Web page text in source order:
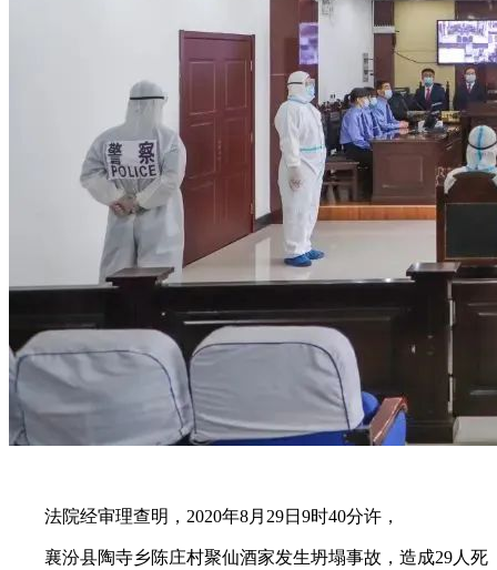
法院经审理查明，2020年8月29日9时40分许，
襄汾县陶寺乡陈庄村聚仙酒家发生坍塌事故，造成29人死